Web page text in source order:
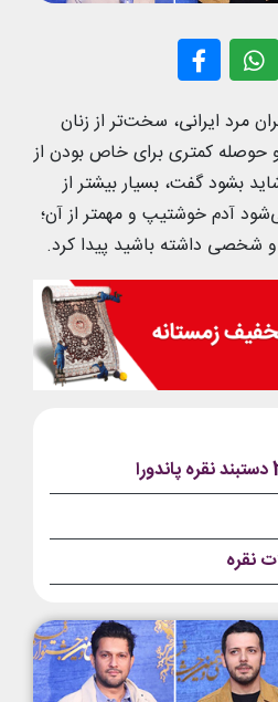
مرد ایرانی، سخت‌تر از زنان
کمتری برای خاص بودن از
بشود گفت، بسیار بیشتر از
آدم خوشتیپ و مهمتر از آن؛
شخصی داشته باشید پیدا کرد.
نقره